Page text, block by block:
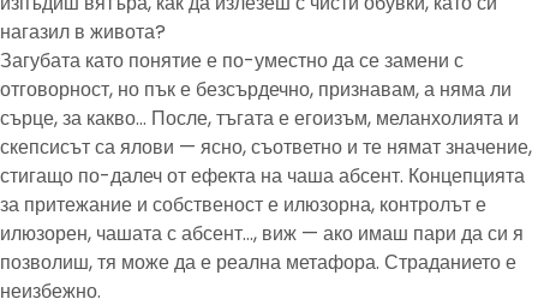
нагазил в живота?
Загубата като понятие е по-уместно да се замени с
отговорност, но пък е безсърдечно, признавам, а няма ли
сърце, за какво… После, тъгата е егоизъм, меланхолията и
скепсисът са ялови — ясно, съответно и те нямат значение,
стигащо по-далеч от ефекта на чаша абсент. Концепцията
за притежание и собственост е илюзорна, контролът е
илюзорен, чашата с абсент…, виж — ако имаш пари да си я
позволиш, тя може да е реална метафора. Страданието е
неизбежно.